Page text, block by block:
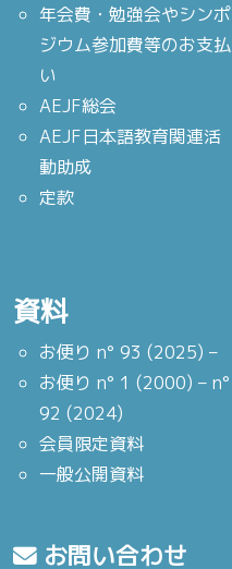
年会費・勉強会やシンポ
ジウム参加費等のお支払
い
AEJF総会
AEJF日本語教育関連活
動助成
定款
資料
お便り n° 93 (2025) –
お便り n° 1 (2000) – n°
92 (2024)
会員限定資料
一般公開資料
お問い合わせ